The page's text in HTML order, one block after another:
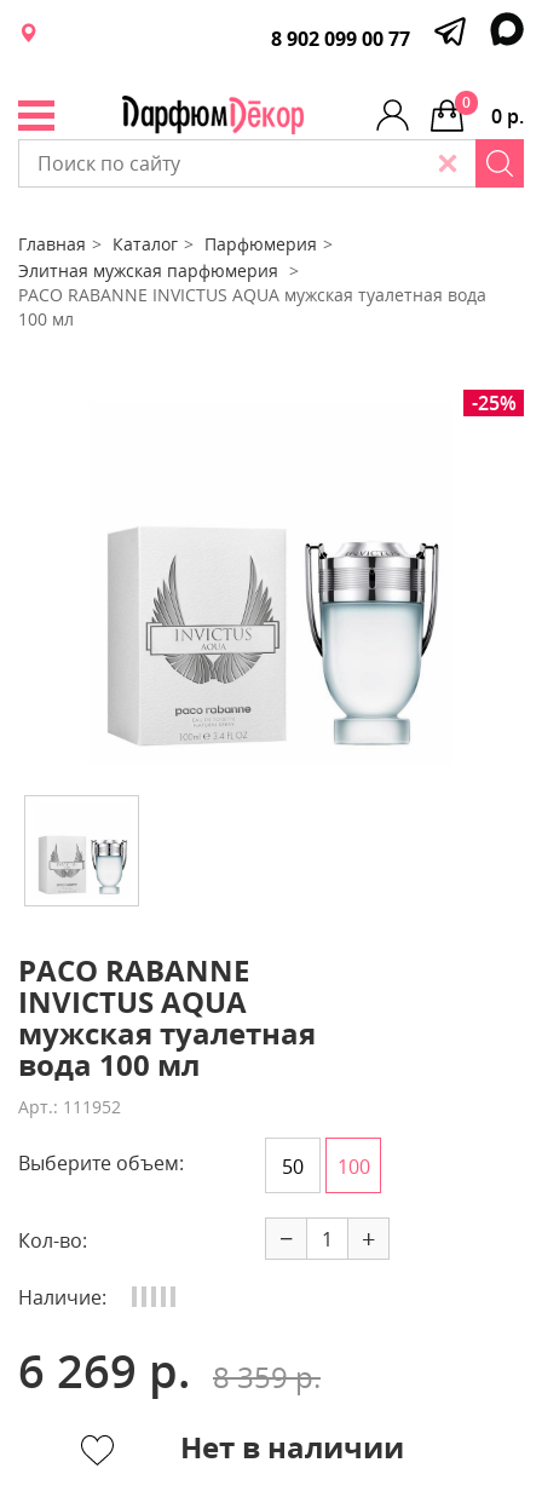
8 902 099 00 77
0 р.
0
Главная Каталог
Парфюмерия
Элитная мужская парфюмерия
PACO RABANNE INVICTUS AQUA мужская туалетная вода
100 мл
-25%
PACO RABANNE
INVICTUS AQUA
мужская туалетная
вода 100 мл
Арт.: 111952
Выберите объем: 50 100
Кол-во: − +
Наличие:
6 269 р.
8 359 р.
Нет в наличии